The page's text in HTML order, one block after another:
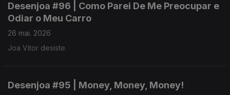
Desenjoa #96 | Como Parei De Me Preocupar e
Odiar o Meu Carro
26 mai. 2026
Joa Vitor desiste.
Desenjoa #95 | Money, Money, Money!